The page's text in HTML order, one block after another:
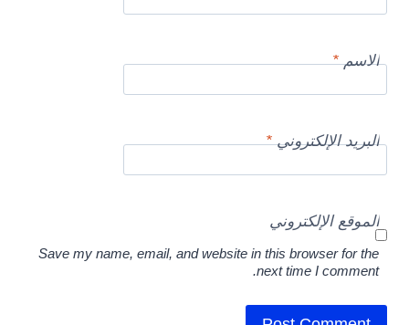
الاسم*
البريد الإلكتروني*
الموقع الإلكتروني
Save my name, email, and website in this browser for the
next time I comment.